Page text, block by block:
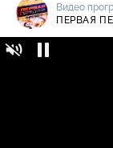
Видео
ПЕРВАЯ